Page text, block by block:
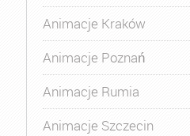
Animacje Kraków
Animacje Poznań
Animacje Rumia
Animacje Szczecin